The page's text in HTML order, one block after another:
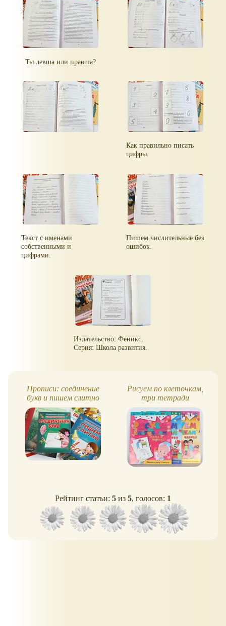
Ты левша или правша?
Как правильно писать
цифры.
Текст с именами
собственными и
цифрами.
Пишем числительные без
ошибок.
Издательство: Феникс.
Серия: Школа развития.
Прописи: соединение
букв и пишем слитно
Рисуем по клеточкам,
три тетради
Рейтинг статьи: 5 из 5, голосов: 1